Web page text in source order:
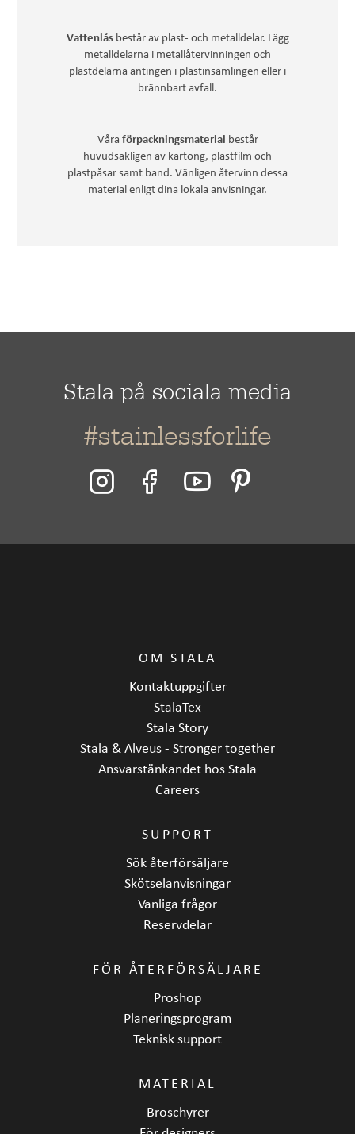
Vattenlåsbestår av plast- och metalldelar. Lägg
metalldelarna i metallåtervinningen och
plastdelarna antingen i plastinsamlingen eller i
brännbart avfall.
Våra förpackningsmaterial består
huvudsakligen av kartong, plastfilm och
plastpåsar samt band. Vänligen återvinn dessa
material enligt dina lokala anvisningar.
Stala på sociala media
#stainlessforlife
OM STALA
Kontaktuppgifter
StalaTex
Stala Story
Stala & Alveus - Stronger together
Ansvarstänkandet hos Stala
Careers
SUPPORT
Sök återförsäljare
Skötselanvisningar
Vanliga frågor
Reservdelar
FÖR ÅTERFÖRSÄLJARE
Proshop
Planeringsprogram
Teknisk support
MATERIAL
Broschyrer